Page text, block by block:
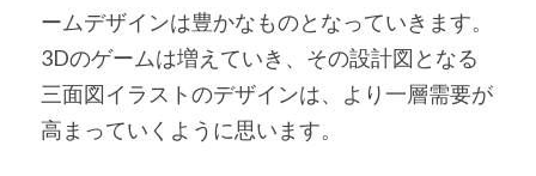
ームデザインは豊かなものとなっていきます。
3Dのゲームは増えていき、その設計図となる
三面図イラストのデザインは、より一層需要が
高まっていくように思います。